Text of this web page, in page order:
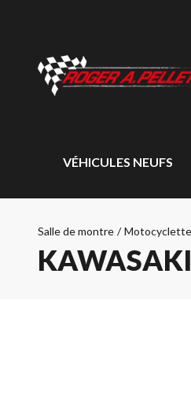
VÉHICULES NEUFS
Salle de montre / Motocyclette